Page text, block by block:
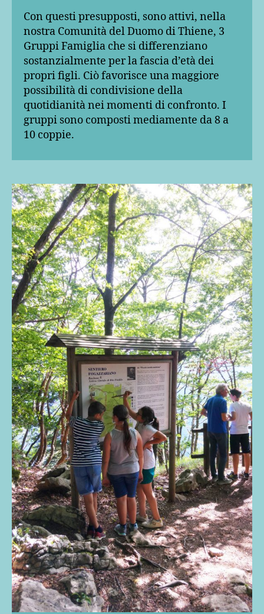
Con questi presupposti, sono attivi, nella
nostra Comunità del Duomo di Thiene, 3
Gruppi Famiglia che si differenziano
sostanzialmente per la fascia d’età dei
propri figli. Ciò favorisce una maggiore
possibilità di condivisione della
quotidianità nei momenti di confronto. I
gruppi sono composti mediamente da 8 a
10 coppie.